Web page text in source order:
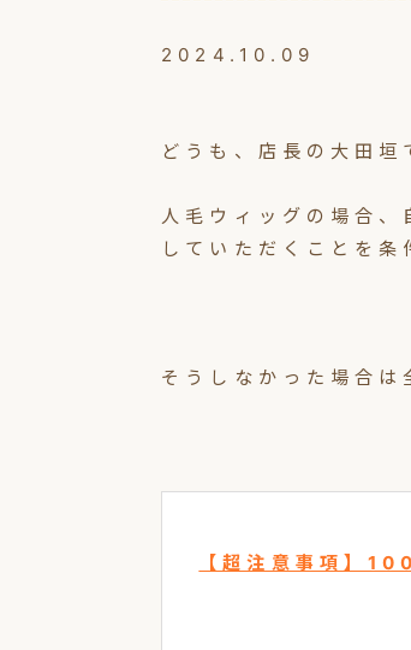
2024.10.09
どうも、店長の大田垣
人毛ウィッグの場合
していただくことを条
そうしなかった場合
【超注意事項】